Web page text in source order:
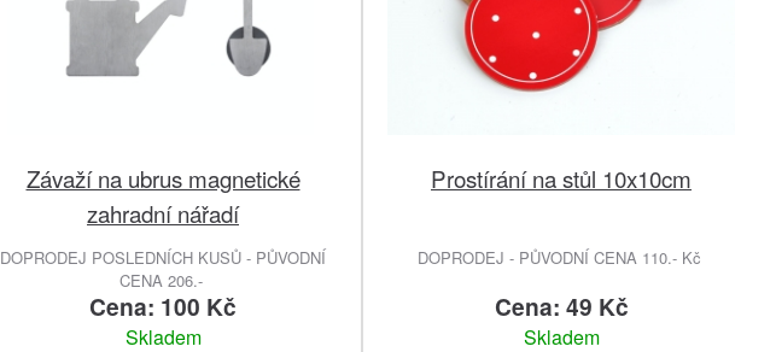
Závaží na ubrus magnetické
zahradní nářadí
DOPRODEJ POSLEDNÍCH KUSŮ - PŮVODNÍ
CENA 206.-
Cena: 100 Kč
Skladem
Prostírání na stůl 10x10cm
DOPRODEJ - PŮVODNÍ CENA 110.- Kč
Cena: 49 Kč
Skladem